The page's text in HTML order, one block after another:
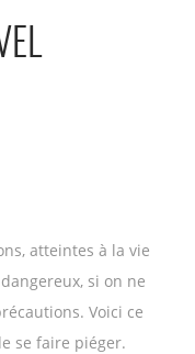
atteintes à la vie
si on ne
Voici ce
se faire piéger.